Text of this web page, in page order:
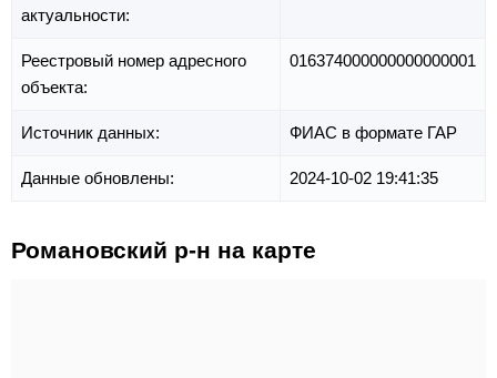
актуальности:
Реестровый номер адресного
объекта:
016374000000000000001
Источник данных: ФИАС в формате ГАР
Данные обновлены: 2024-10-02 19:41:35
Романовский р-н на карте